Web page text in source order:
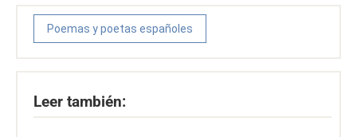
Poemas y poetas españoles
Leer también: